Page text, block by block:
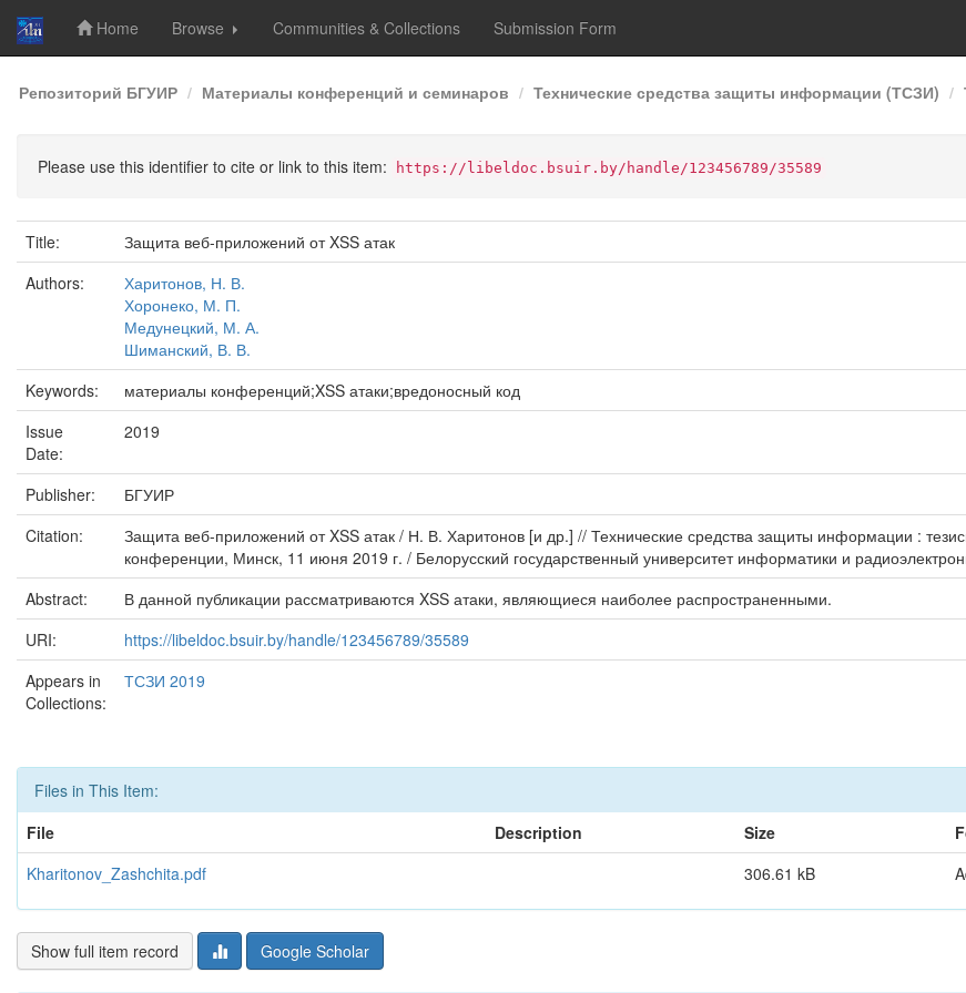
Skip
navigation
Home Browse Communities & Collections Submission Form
Репозиторий БГУИР Материалы конференций и семинаров Технические средства защиты информации (ТСЗИ)
Please use this identifier to cite or link to this item: https://libeldoc.bsuir.by/handle/123456789/35589
Title:
Защита веб-приложений от XSS атак
Authors:
Харитонов, Н. В.
Хоронеко, М. П.
Медунецкий, М. А.
Шиманский, В. В.
Keywords:
материалы конференций;XSS атаки;вредоносный код
Issue
Date:
2019
Publisher:
БГУИР
Citation:
Защита веб-приложений от XSS атак / Н. В. Харитонов [и др.] // Технические средства защиты информации :
конференции, Минск, 11 июня 2019 г. / Белорусский государственный университет информатики и
Abstract:
В данной публикации рассматриваются XSS атаки, являющиеся наиболее распространенными.
URI:
https://libeldoc.bsuir.by/handle/123456789/35589
Appears in
Collections:
ТСЗИ 2019
Files in This Item:
File
Description Size
Kharitonov_Zashchita.pdf
306.61 kB
Show full item record Google Scholar